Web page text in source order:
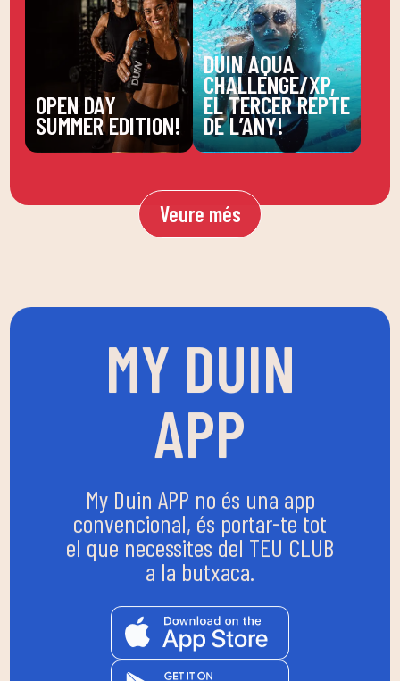
OPEN DAY
SUMMER EDITION!
DUIN AQUA
CHALLENGE/XP,
EL TERCER REPTE
DE L’ANY!
Veure més
MY DUIN
APP
My Duin APP no és una app
convencional, és portar-te tot
el que necessites del TEU CLUB
a la butxaca.